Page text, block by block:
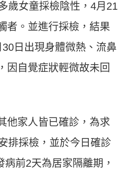
歲女童採檢陰性，4月21
者。並進行採檢，結果
日出現身體微熱、流鼻
因自覺症狀輕微故未回
他家人皆已確診，為求
排採檢，並於今日確診
前2天為居家隔離期，